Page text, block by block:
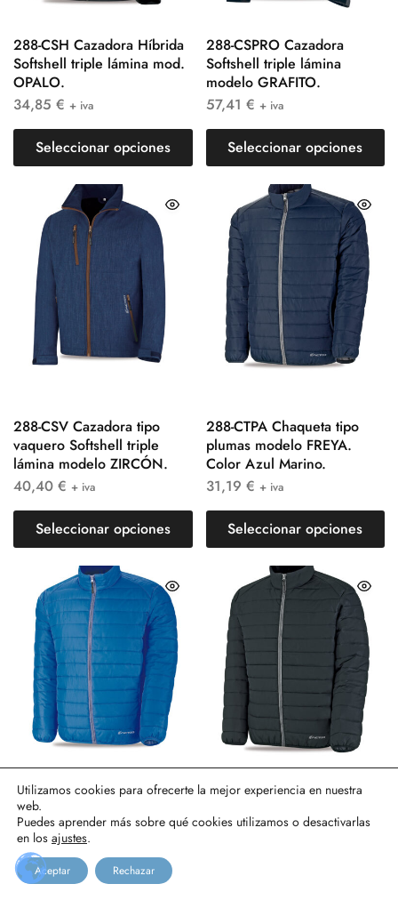
288-CSH Cazadora Híbrida
Softshell triple lámina mod.
OPALO.
34,85 € + iva
Seleccionar opciones
288-CSPRO Cazadora
Softshell triple lámina
modelo GRAFITO.
57,41 € + iva
Seleccionar opciones
288-CSV Cazadora tipo
vaquero Softshell triple
lámina modelo ZIRCÓN.
40,40 € + iva
Seleccionar opciones
288-CTPA Chaqueta tipo
plumas modelo FREYA.
Color Azul Marino.
31,19 € + iva
Seleccionar opciones
288-CTPAZ Chaqueta tipo
plumas modelo FREYA.
Color Azulina.
31,19€ + iva
plumas modelo FREYA.
Utilizamos cookies para ofrecerte la mejor experiencia en nuestra
web.
Puedes aprender más sobre qué cookies utilizamos o desactivarlas
en los ajustes.
Aceptar Rechazar